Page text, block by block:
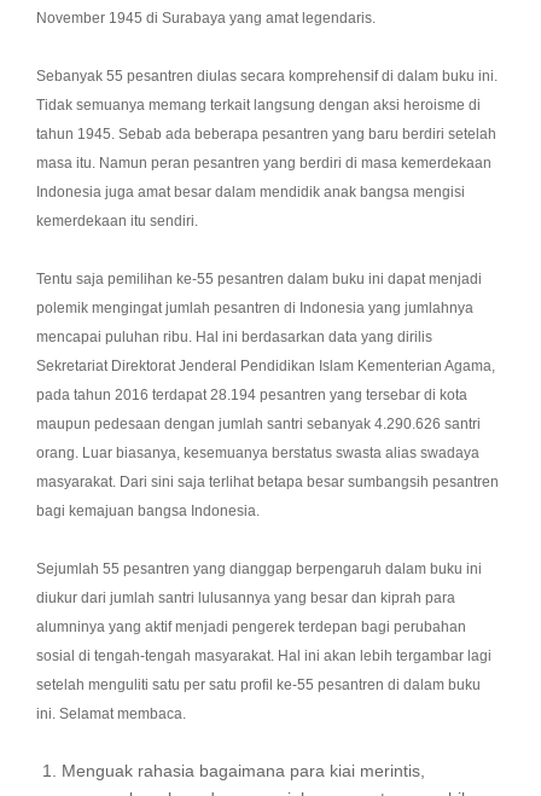
November 1945 di Surabaya yang amat legendaris.
Sebanyak 55 pesantren diulas secara komprehensif di dalam buku ini.
Tidak semuanya memang terkait langsung dengan aksi heroisme di
tahun 1945. Sebab ada beberapa pesantren yang baru berdiri setelah
masa itu. Namun peran pesantren yang berdiri di masa kemerdekaan
Indonesia juga amat besar dalam mendidik anak bangsa mengisi
kemerdekaan itu sendiri.
Tentu saja pemilihan ke-55 pesantren dalam buku ini dapat menjadi
polemik mengingat jumlah pesantren di Indonesia yang jumlahnya
mencapai puluhan ribu. Hal ini berdasarkan data yang dirilis
Sekretariat Direktorat Jenderal Pendidikan Islam Kementerian Agama,
pada tahun 2016 terdapat 28.194 pesantren yang tersebar di kota
maupun pedesaan dengan jumlah santri sebanyak 4.290.626 santri
orang. Luar biasanya, kesemuanya berstatus swasta alias swadaya
masyarakat. Dari sini saja terlihat betapa besar sumbangsih pesantren
bagi kemajuan bangsa Indonesia.
Sejumlah 55 pesantren yang dianggap berpengaruh dalam buku ini
diukur dari jumlah santri lulusannya yang besar dan kiprah para
alumninya yang aktif menjadi pengerek terdepan bagi perubahan
sosial di tengah-tengah masyarakat. Hal ini akan lebih tergambar lagi
setelah menguliti satu per satu profil ke-55 pesantren di dalam buku
ini. Selamat membaca.
Menguak rahasia bagaimana para kiai merintis,